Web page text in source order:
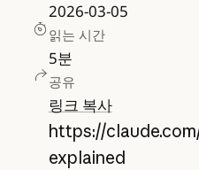
2026-03-05
읽는 시간
5분
공유
링크 복사
https://
explained